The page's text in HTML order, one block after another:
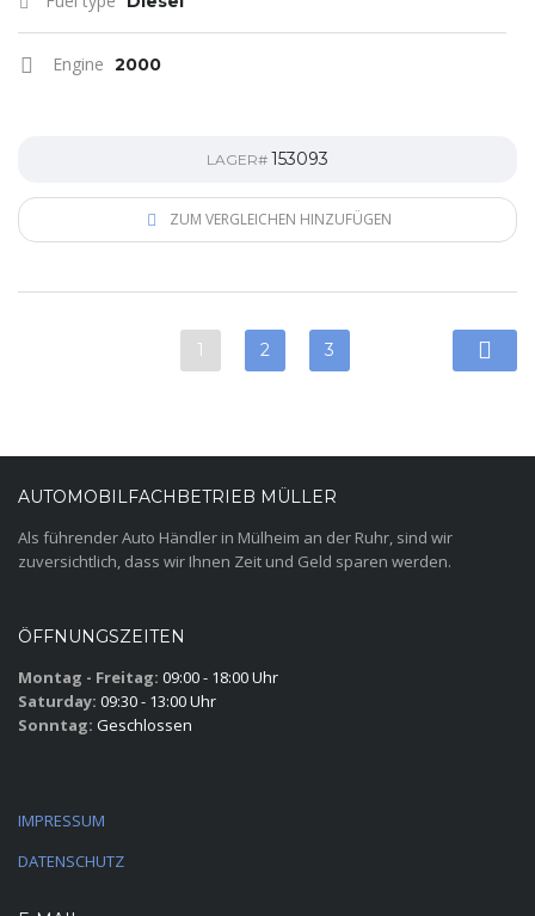
Engine 2000
LAGER# 153093
ZUM VERGLEICHEN HINZUFÜGEN
1 2 3
AUTOMOBILFACHBETRIEB MÜLLER
Als führender Auto Händler in Mülheim an der Ruhr, sind wir
zuversichtlich, dass wir Ihnen Zeit und Geld sparen werden.
ÖFFNUNGSZEITEN
Montag - Freitag: 09:00 - 18:00 Uhr
Saturday: 09:30 - 13:00 Uhr
Sonntag: Geschlossen
IMPRESSUM
DATENSCHUTZ